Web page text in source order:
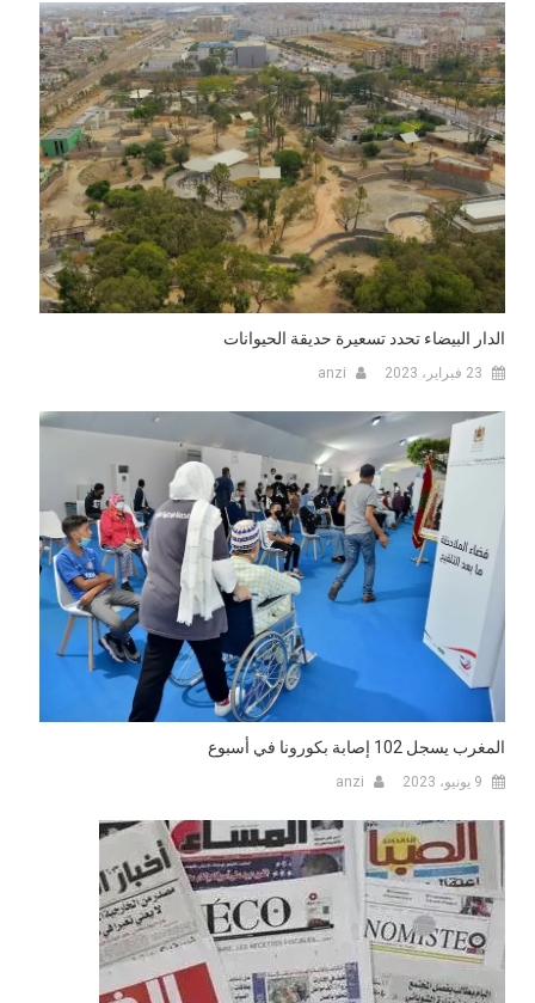
الدار البيضاء تحدد تسعيرة حديقة الحيوانات
23 فبراير، 2023 anzi
المغرب يسجل 102 إصابة بكورونا في أسبوع
9 يونيو، 2023 anzi